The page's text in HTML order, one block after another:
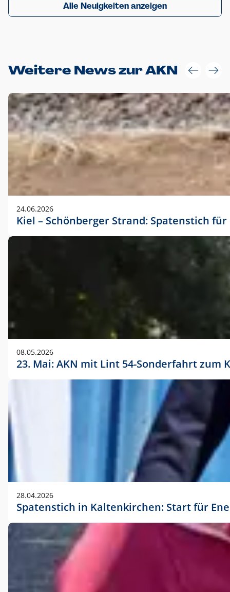
Alle Neuigkeiten anzeigen
Weitere News zur AKN
24.06.2026
Kiel – Schönberger Strand: Spatenstich
08.05.2026
23. Mai: AKN mit Lint 54-Sonderfahrt
28.04.2026
Spatenstich in Kaltenkirchen: Start für